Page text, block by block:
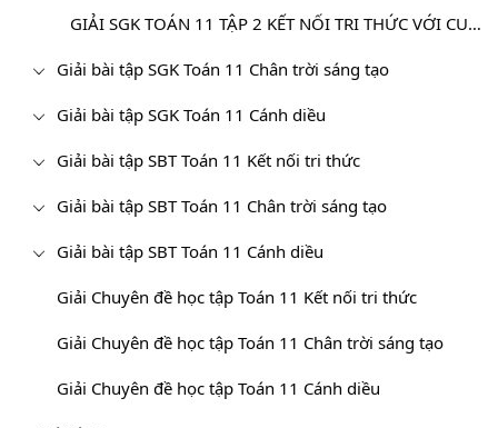
GIẢI SGK TOÁN 11 TẬP 2 KẾT NỐI TRI THỨC VỚI CUỘC SỐNG
Giải bài tập SGK Toán 11 Chân trời sáng tạo
Giải bài tập SGK Toán 11 Cánh diều
Giải bài tập SBT Toán 11 Kết nối tri thức
Giải bài tập SBT Toán 11 Chân trời sáng tạo
Giải bài tập SBT Toán 11 Cánh diều
Giải Chuyên đề học tập Toán 11 Kết nối tri thức
Giải Chuyên đề học tập Toán 11 Chân trời sáng tạo
Giải Chuyên đề học tập Toán 11 Cánh diều